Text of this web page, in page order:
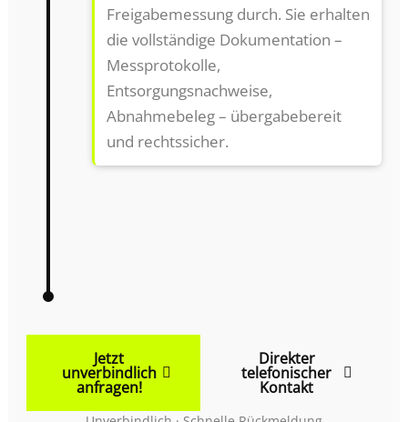
Freigabemessung durch. Sie erhalten
die vollständige Dokumentation –
Messprotokolle,
Entsorgungsnachweise,
Abnahmebeleg – übergabebereit
und rechtssicher.
Jetzt
unverbindlich
anfragen!
Direkter
telefonischer
Kontakt